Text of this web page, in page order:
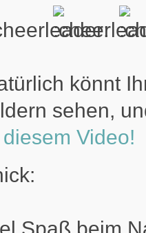
könnt
sehen,
Video!
Spaß beim